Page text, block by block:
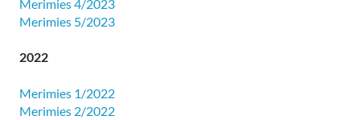
Merimies 4/2023
Merimies 5/2023
2022
Merimies 1/2022
Merimies 2/2022